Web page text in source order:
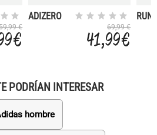
€
€
ADIZERO
69,99 €
41,99 €
RUN
PODRÍAN INTERESAR
hombre